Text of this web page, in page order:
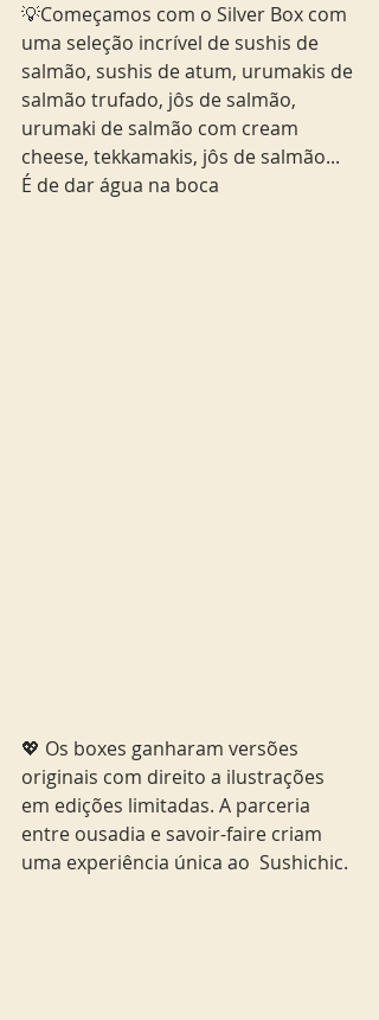
💡Começamos com o Silver Box com
uma seleção incrível de sushis de
salmão, sushis de atum, urumakis de
salmão trufado, jôs de salmão,
urumaki de salmão com cream
cheese, tekkamakis, jôs de salmão...
É de dar água na boca
💖 Os boxes ganharam versões
originais com direito a ilustrações
em edições limitadas. A parceria
entre ousadia e savoir-faire criam
uma experiência única ao  Sushichic.